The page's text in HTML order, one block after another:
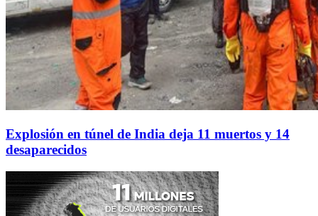
Explosión en túnel de India deja 11 muertos y 14
desaparecidos